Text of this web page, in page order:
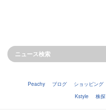
Peachy ブログ ショッピング
Kstyle
株探